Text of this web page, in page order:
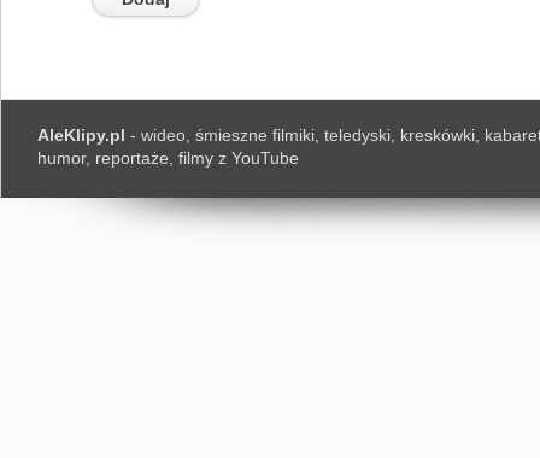
AleKlipy.pl - wideo, śmieszne filmiki, teledyski, kreskówki,
humor, reportaże, filmy z YouTube